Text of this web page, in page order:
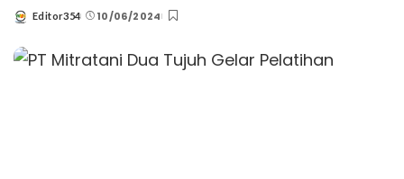
Posted
Editor354 10/06/2024